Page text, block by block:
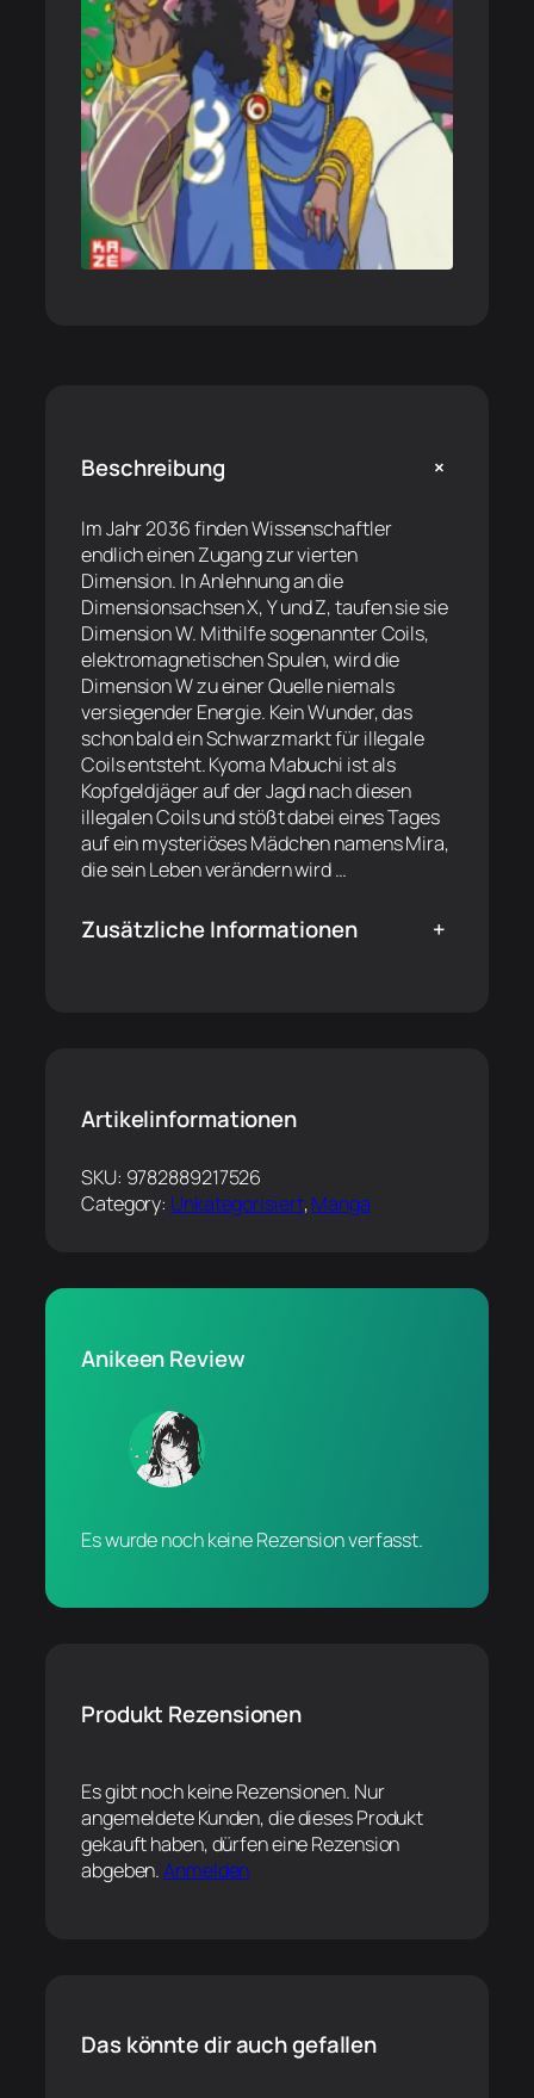
Beschreibung +
Im Jahr 2036 finden Wissenschaftler
endlich einen Zugang zur vierten
Dimension. In Anlehnung an die
Dimensionsachsen X, Y und Z, taufen sie sie
Dimension W. Mithilfe sogenannter Coils,
elektromagnetischen Spulen, wird die
Dimension W zu einer Quelle niemals
versiegender Energie. Kein Wunder, das
schon bald ein Schwarzmarkt für illegale
Coils entsteht. Kyoma Mabuchi ist als
Kopfgeldjäger auf der Jagd nach diesen
illegalen Coils und stößt dabei eines Tages
auf ein mysteriöses Mädchen namens Mira,
die sein Leben verändern wird …
Zusätzliche Informationen +
Artikelinformationen
SKU: 9782889217526
Category: Unkategorisiert, Manga
Anikeen Review
Es wurde noch keine Rezension verfasst.
Produkt Rezensionen
Es gibt noch keine Rezensionen. Nur
angemeldete Kunden, die dieses Produkt
gekauft haben, dürfen eine Rezension
abgeben.Anmelden
Das könnte dir auch gefallen